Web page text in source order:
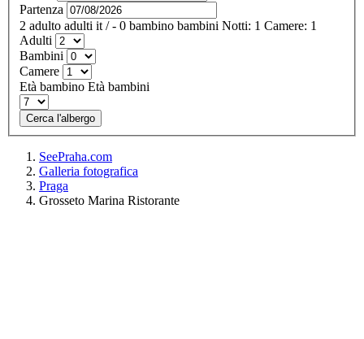
Partenza
2 adulto adulti it / - 0 bambino bambini Notti: 1 Camere: 1
Adulti
Bambini
Camere
Età bambino Età bambini
Cerca l'albergo
SeePraha.com
Galleria fotografica
Praga
Grosseto Marina Ristorante